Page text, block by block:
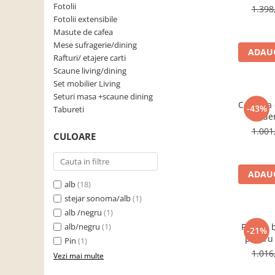
Scaune living/dining
Set mobilier Living
Seturi masa +scaune dining
Suporturi si tavi
Mobilier/seturi de bucatarie
Scaune bucatarie
Scaune din lemn
Comode lux-ultramoderne
Fotolii
Fotolii extensibile
Masute de cafea
Mese sufragerie/dining
Rafturi/ etajere carti
Scaune living/dining
Set mobilier Living
Seturi masa +scaune dining
Tabureti
CULOARE
alb(18)
stejar sonoma/alb(1)
alb /negru (1)
alb/negru (1)
Pin (1)
Vezi mai multe
artisan,
-43%
-21%
Fotoliu
pentru